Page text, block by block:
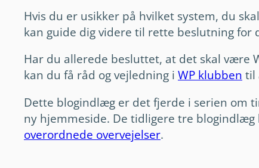
Hvis du er usikker på hvilket system, du
kan guide dig videre til rette beslutning for
Har du allerede besluttet, at det skal være
kan du få råd og vejledning i WP klubben til
Dette blogindlæg er det fjerde i serien om
ny hjemmeside. De tidligere tre blogindlæg
overordnede overvejelser.